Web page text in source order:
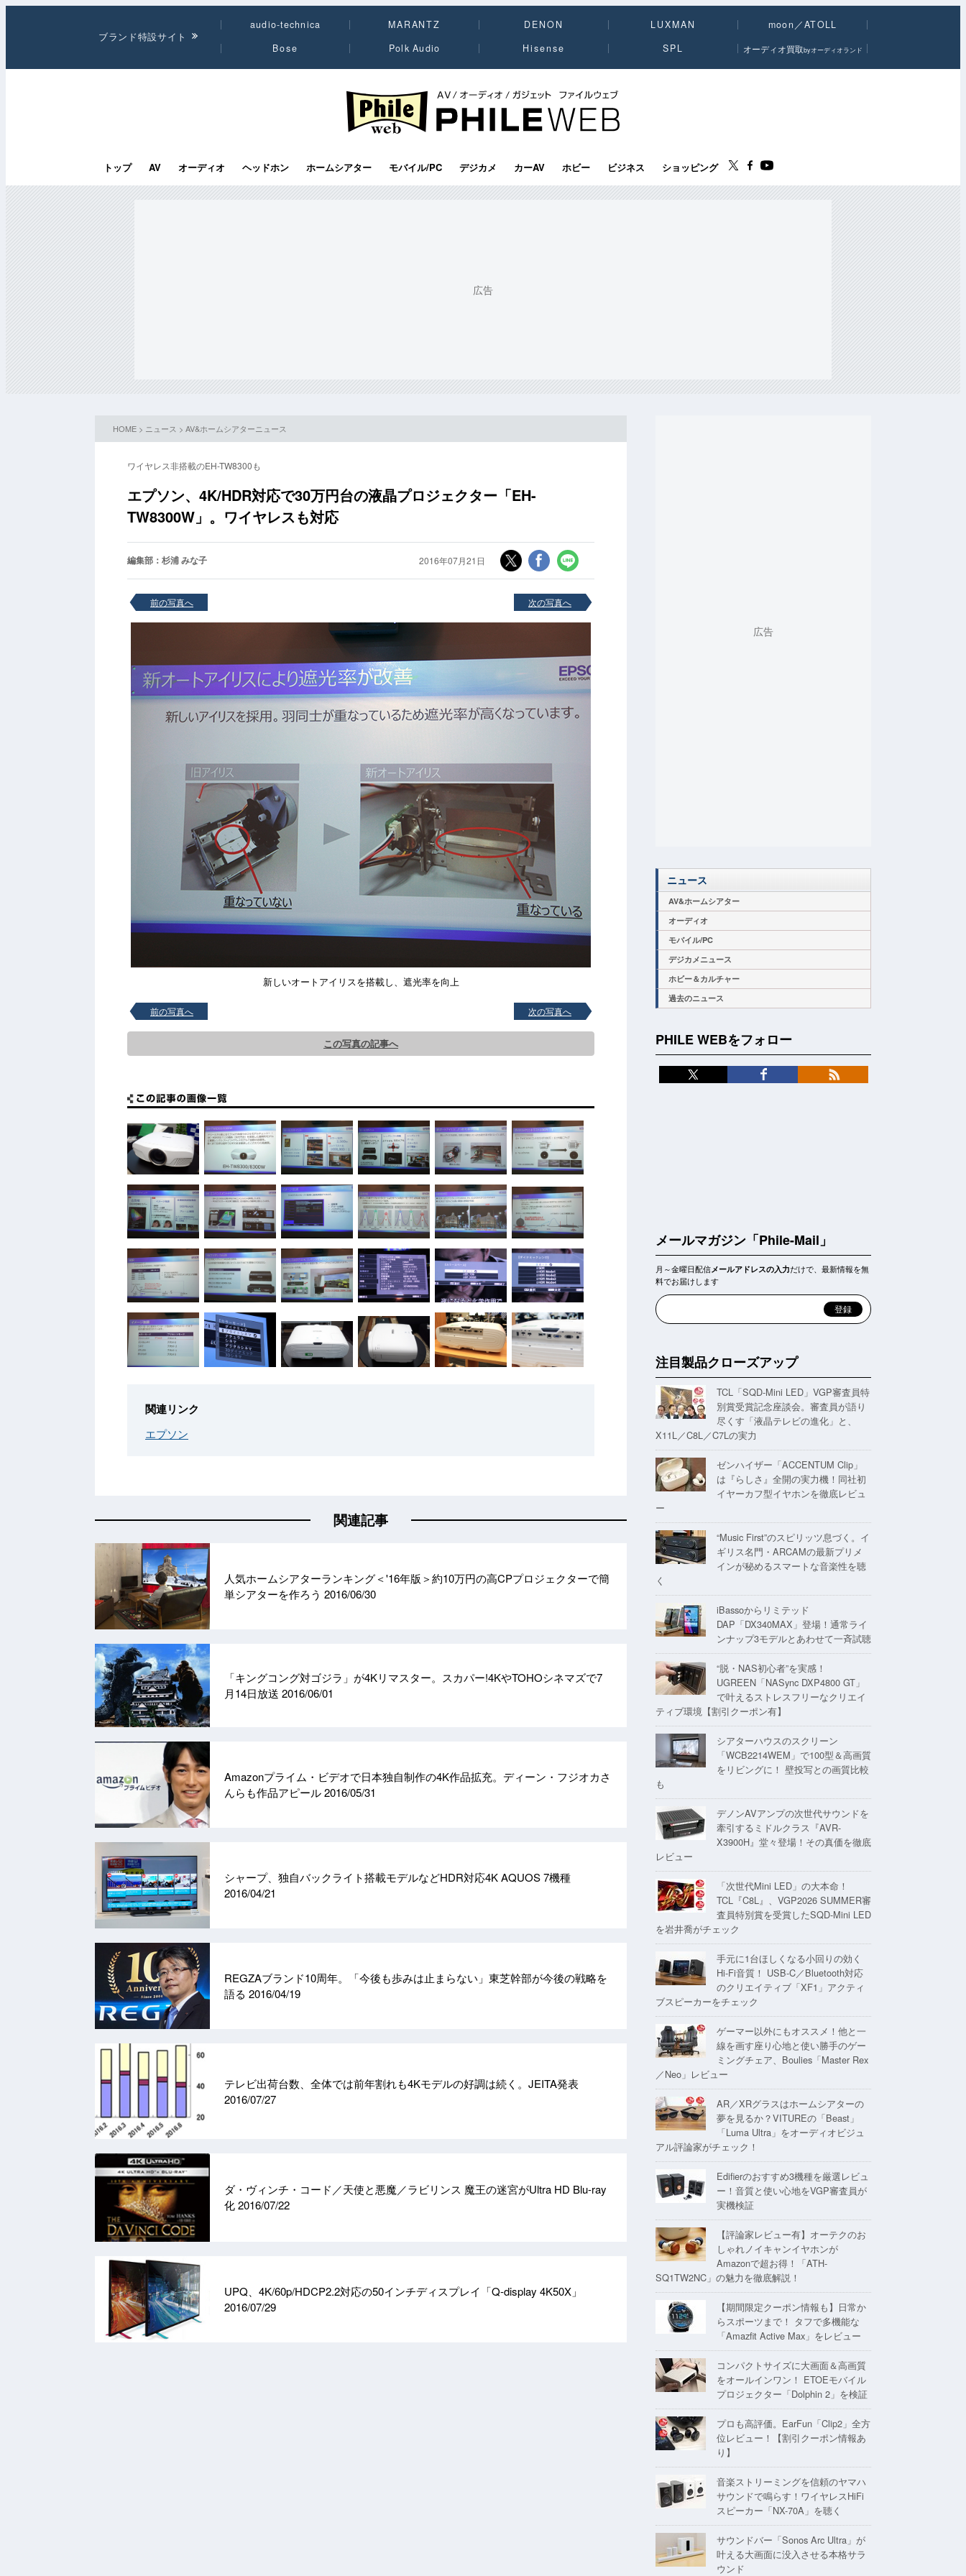
ブランド特設サイト
audio-technica MARANTZ DENON LUXMAN
moon／ATOLL
Bose
Polk Audio Hisense SPL オーディオ買取byオーディオランド
PHILE WEB｜AV/オーディオ/ガジェット
トップ AV オーディオ ヘッドホン ホームシアター モバイル/PC デジカメ カーAV ホビー ビジネス ショッピング
HOME > ニュース > AV&ホームシアターニュース
ワイヤレス非搭載のEH-TW8300も
エプソン、4K/HDR対応で30万円台の液晶プロジェクター「EH-
TW8300W」。ワイヤレスも対応
編集部：杉浦 みな子 2016年07月21日
前の写真へ 次の写真へ
新しいオートアイリスを搭載し、遮光率を向上
前の写真へ 次の写真へ
この写真の記事へ
関連リンク
エプソン
関連記事
人気ホームシアターランキング＜'16年版＞約10万円の高CPプロジェクターで簡
単シアターを作ろう 2016/06/30
「キングコング対ゴジラ」が4Kリマスター。スカパー!4KやTOHOシネマズで7
月14日放送 2016/06/01
Amazonプライム・ビデオで日本独自制作の4K作品拡充。ディーン・フジオカさ
んらも作品アピール2016/05/31
シャープ、独自バックライト搭載モデルなどHDR対応4K AQUOS 7機種
2016/04/21
REGZAブランド10周年。「今後も歩みは止まらない」東芝幹部が今後の戦略を
語る 2016/04/19
テレビ出荷台数、全体では前年割れも4Kモデルの好調は続く。JEITA発表
2016/07/27
ダ・ヴィンチ・コード／天使と悪魔／ラビリンス 魔王の迷宮がUltra HD Blu-ray
化2016/07/22
UPQ、4K/60p/HDCP2.2対応の50インチディスプレイ「Q-display 4K50X」
2016/07/29
ニュース
AV&ホームシアター
オーディオ
モバイル/PC
デジカメニュース
ホビー＆カルチャー
過去のニュース
PHILE WEBをフォロー
メールマガジン「Phile-Mail」
月～金曜日配信メールアドレスの入力だけで、最新情報を無
料でお届けします
注目製品クローズアップ
TCL「SQD-Mini LED」VGP審査員特
別賞受賞記念座談会。審査員が語り
尽くす「液晶テレビの進化」と、
X11L／C8L／C7Lの実力
ゼンハイザー「ACCENTUM Clip」
は『らしさ』全開の実力機！同社初
イヤーカフ型イヤホンを徹底レビュ
ー
“Music First”のスピリッツ息づく。イ
ギリス名門・ARCAMの最新プリメ
インが秘めるスマートな音楽性を聴
く
iBassoからリミテッド
DAP「DX340MAX」登場！通常ライ
ンナップ3モデルとあわせて一斉試聴
“脱・NAS初心者”を実感！
UGREEN「NASync DXP4800 GT」
で叶えるストレスフリーなクリエイ
ティブ環境【割引クーポン有】
シアターハウスのスクリーン
「WCB2214WEM」で100型＆高画質
をリビングに！ 壁投写との画質比較
も
デノンAVアンプの次世代サウンドを
牽引するミドルクラス『AVR-
X3900H』堂々登場！その真価を徹底
レビュー
「次世代Mini LED」の大本命！
TCL『C8L』、VGP2026 SUMMER審
査員特別賞を受賞したSQD-Mini LED
を岩井喬がチェック
手元に1台ほしくなる小回りの効く
Hi-Fi音質！ USB-C／Bluetooth対応
のクリエイティブ「XF1」アクティ
ブスピーカーをチェック
ゲーマー以外にもオススメ！他と一
線を画す座り心地と使い勝手のゲー
ミングチェア、Boulies「Master Rex
／Neo」レビュー
AR／XRグラスはホームシアターの
夢を見るか？VITUREの「Beast」
「Luma Ultra」をオーディオビジュ
アル評論家がチェック！
Edifierのおすすめ3機種を厳選レビュ
ー！音質と使い心地をVGP審査員が
実機検証
【評論家レビュー有】オーテクのお
しゃれノイキャンイヤホンが
Amazonで超お得！「ATH-
SQ1TW2NC」の魅力を徹底解説！
【期間限定クーポン情報も】日常か
らスポーツまで！ タフで多機能な
「Amazfit Active Max」をレビュー
コンパクトサイズに大画面＆高画質
をオールインワン！ ETOEモバイル
プロジェクター「Dolphin 2」を検証
プロも高評価。EarFun「Clip2」全方
位レビュー！【割引クーポン情報あ
り】
音楽ストリーミングを信頼のヤマハ
サウンドで鳴らす！ワイヤレスHiFi
スピーカー「NX-70A」を聴く
サウンドバー「Sonos Arc Ultra」が
叶える大画面に没入させる本格サラ
ウンド